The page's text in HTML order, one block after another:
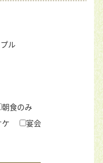
ル
朝食のみ
宴会